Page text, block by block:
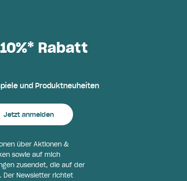
Rabatt
und Produktneuheiten
Jetzt anmelden
über Aktionen &
sowie auf mich
zusendet, die auf der
Der Newsletter richtet